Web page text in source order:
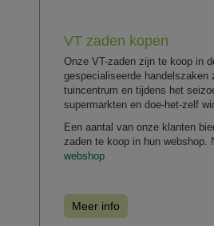
VT zaden kopen
Onze VT-zaden zijn te koop in
gespecialiseerde handelszaken
tuincentrum en tijdens het
supermarkten en doe-het-zelf
Een aantal van onze klanten
zaden te koop in hun webshop.
webshop
Meer info